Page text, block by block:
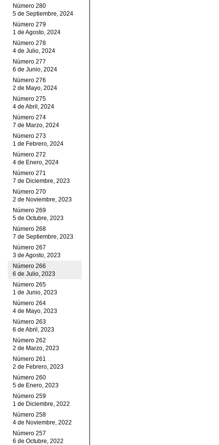
Número 280
5 de Septiembre, 2024
Número 279
1 de Agosto, 2024
Número 278
4 de Julio, 2024
Número 277
6 de Junio, 2024
Número 276
2 de Mayo, 2024
Número 275
4 de Abril, 2024
Número 274
7 de Marzo, 2024
Número 273
1 de Febrero, 2024
Número 272
4 de Enero, 2024
Número 271
7 de Diciembre, 2023
Número 270
2 de Noviembre, 2023
Número 269
5 de Octubre, 2023
Número 268
7 de Septiembre, 2023
Número 267
3 de Agosto, 2023
Número 266
6 de Julio, 2023
Número 265
1 de Junio, 2023
Número 264
4 de Mayo, 2023
Número 263
6 de Abril, 2023
Número 262
2 de Marzo, 2023
Número 261
2 de Febrero, 2023
Número 260
5 de Enero, 2023
Número 259
1 de Diciembre, 2022
Número 258
4 de Noviembre, 2022
Número 257
6 de Octubre, 2022